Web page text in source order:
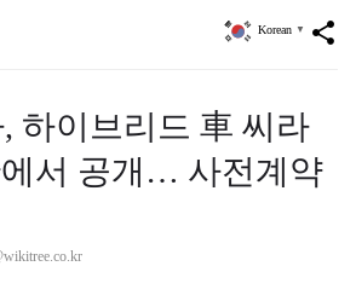
share
Korean ▼
하이브리드 車 씨라
서 공개… 사전계약